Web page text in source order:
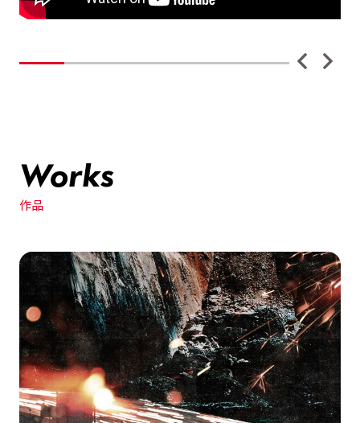
Works
作品